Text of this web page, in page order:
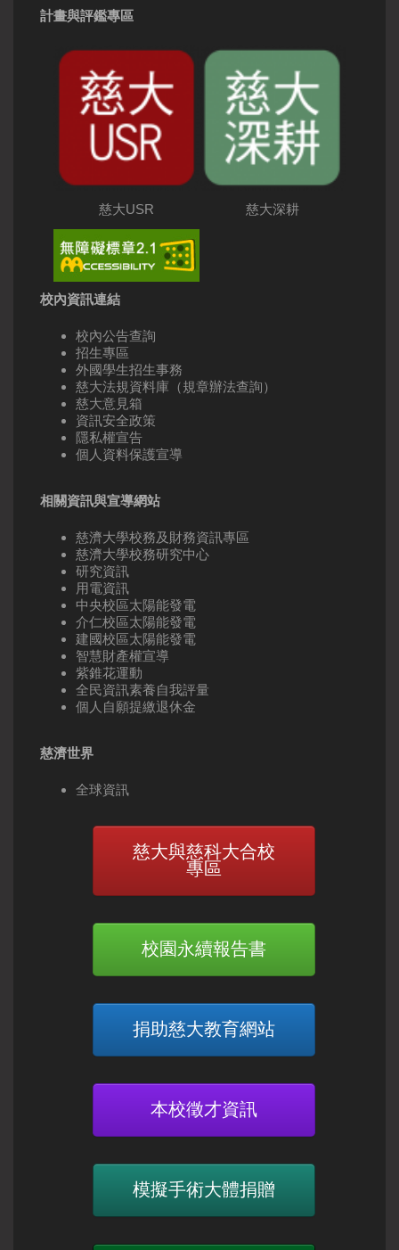
計畫與評鑑專區
慈大USR 慈大深耕
校內資訊連結
校內公告查詢
招生專區
外國學生招生事務
慈大法規資料庫（規章辦法查詢）
慈大意見箱
資訊安全政策
隱私權宣告
個人資料保護宣導
相關資訊與宣導網站
慈濟大學校務及財務資訊專區
慈濟大學校務研究中心
研究資訊
用電資訊
中央校區太陽能發電
介仁校區太陽能發電
建國校區太陽能發電
智慧財產權宣導
紫錐花運動
全民資訊素養自我評量
個人自願提繳退休金
慈濟世界
全球資訊
慈大與慈科大合校
專區
校園永續報告書
捐助慈大教育網站
本校徵才資訊
模擬手術大體捐贈